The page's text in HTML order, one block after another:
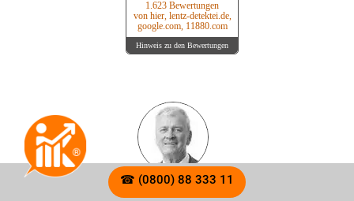
1.623 Bewertungen
von hier, lentz-detektei.de,
google.com, 11880.com
Hinweis zu den Bewertungen
Die Fachkompetenz hier ist sehr gut. Wir wurden zügig und
☎ (0800) 88 333 11